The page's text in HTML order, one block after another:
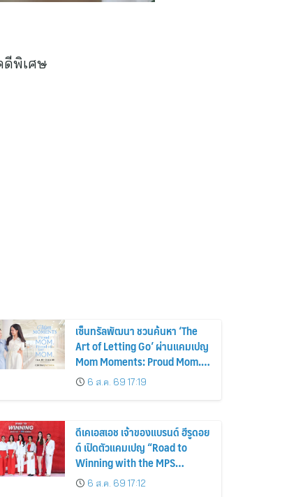
ดีพิเศษ
เซ็นทรัลพัฒนา ชวนค้นหา ‘The
Art of Letting Go’ ผ่านแคมเปญ
Mom Moments: Proud Mom.
Proud of My Mom.
6 ส.ค. 69 17:19
ดีเคเอสเอช เจ้าของแบรนด์ ฮีรูดอย
ด์ เปิดตัวแคมเปญ “Road to
Winning with the MPS
Science”
6 ส.ค. 69 17:12